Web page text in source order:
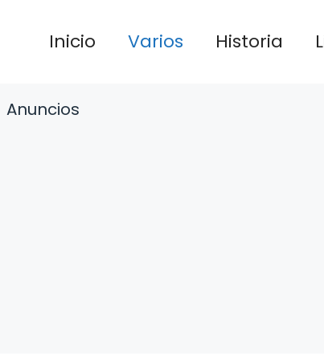
Inicio Varios Historia
Anuncios